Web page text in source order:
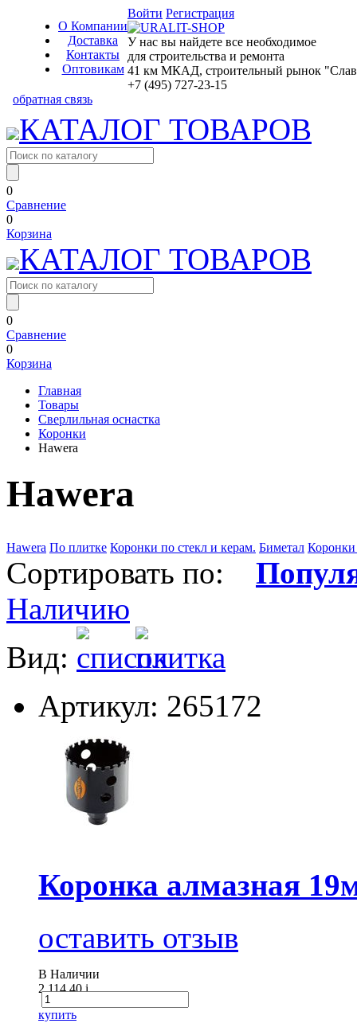
О Компании
Доставка
Контакты
Оптовикам
Войти Регистрация
У нас вы найдете все необходимое
для строительства и ремонта
41 км МКАД, строительный рынок
+7 (495) 727-23-15
обратная связь
КАТАЛОГ ТОВАРОВ
0
Сравнение
0
Корзина
КАТАЛОГ ТОВАРОВ
0
Сравнение
0
Корзина
Главная
Товары
Сверлильная оснастка
Коронки
Hawera
Hawera
Hawera По плитке Коронки по стекл и керам. Биметал Коронки
Сортировать по:
Наличию
Вид:
Артикул: 265172
Коронка алмазная
оставить отзыв
В Наличии
2 114.40i
купить